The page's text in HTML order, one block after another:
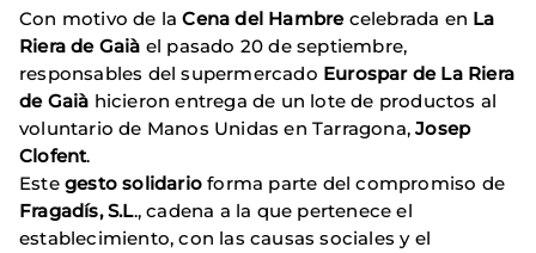
Con motivo de laCena del Hambrecelebrada en La
Riera de Gaià el pasado 20 de septiembre,
responsables del supermercado Eurospar de La Riera
de Gaià hicieron entrega de un lote de productos al
voluntario de Manos Unidas en Tarragona,Josep
Clofent.
Este gesto solidario forma parte del compromiso de
Fragadís, S.L., cadena a la que pertenece el
establecimiento, con las causas sociales y el